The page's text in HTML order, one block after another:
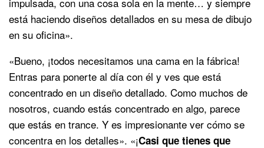
está haciendo diseños detallados en su mesa de dibujo
en su oficina».
«Bueno, ¡todos necesitamos una cama en la fábrica!
Entras para ponerte al día con él y ves que está
concentrado en un diseño detallado. Como muchos de
nosotros, cuando estás concentrado en algo, parece
que estás en trance. Y es impresionante ver cómo se
concentra en los detalles». «¡Casi que tienes que